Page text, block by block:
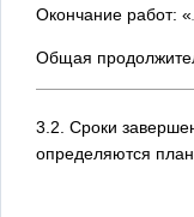
Окончание работ: «
Общая
3.2. Сроки
определяются